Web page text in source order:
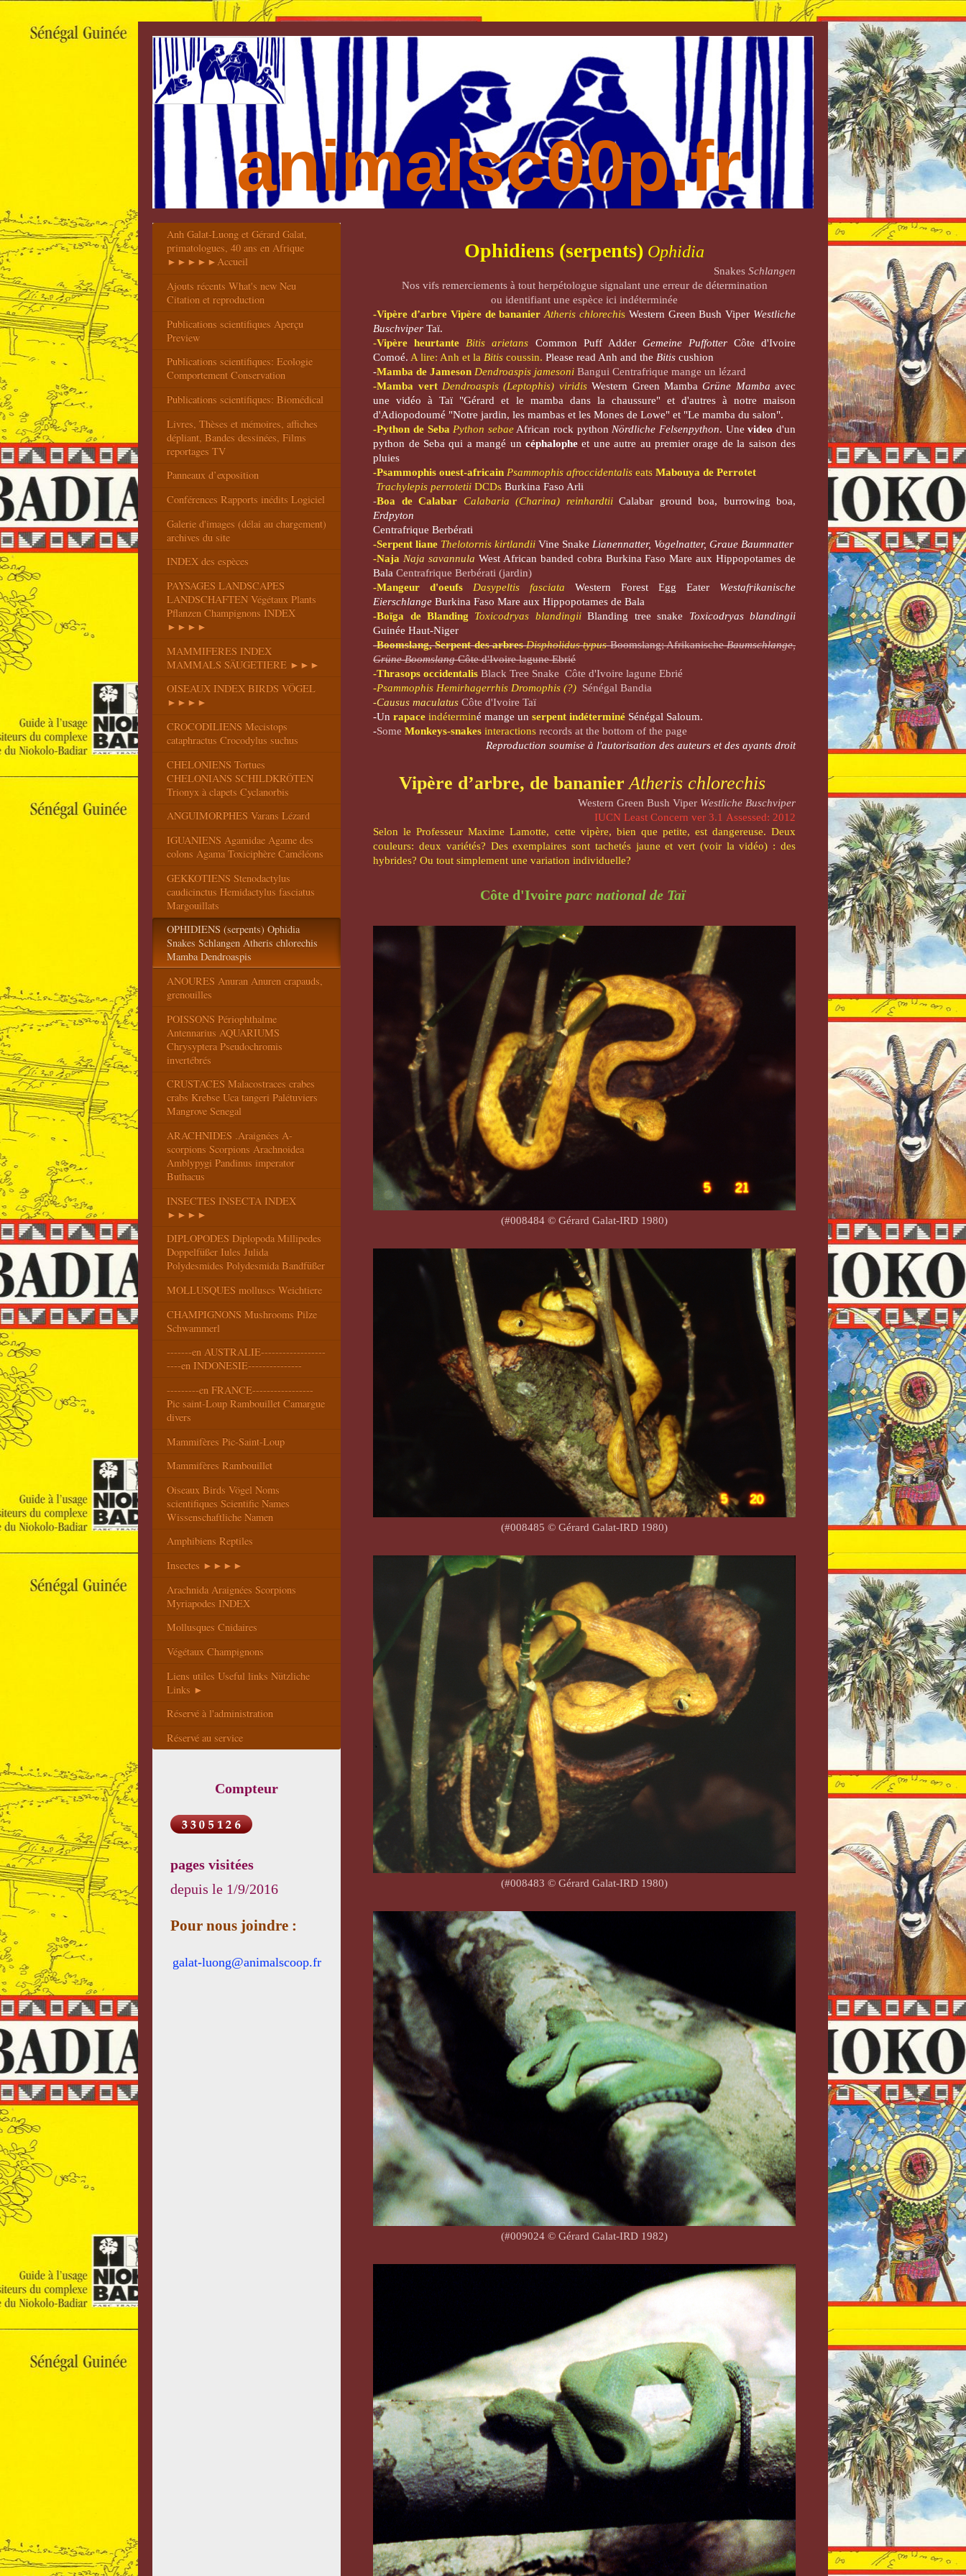
animalsc00p.fr
Ophidiens (serpents) Ophidia
Snakes Schlangen
Nos vifs remerciements à tout herpétologue signalant une erreur de détermination
ou identifiant une espèce ici indéterminée
-Vipère d’arbre Vipère de bananier Atheris chlorechis Western Green Bush Viper Westliche
Buschviper Taï.
-Vipère heurtante Bitis arietans Common Puff Adder Gemeine PuffotterCôte d'Ivoire
Comoé. A lire: Anh et la Bitis coussin. Please read Anh and the Bitiscushion
-Mamba de Jameson Dendroaspis jamesoni Bangui Centrafrique mange un lézard
-Mamba vert Dendroaspis (Leptophis) viridis Western Green MambaGrüne Mamba avec
une vidéoà
Taï "Gérard et le mamba dans la chaussure" et d'autres à notre maison
d'Adiopodoumé "Notre jardin, les mambas et les Mones de Lowe" et "Le mamba du salon".
-Python de Seba Python sebae African rock python Nördliche Felsenpython. Unevideod'un
python de Seba qui a mangé uncéphalophe et une autre au premier orage de la saison des
pluies
-Psammophis ouest-africain Psammophis afroccidentalis eatsMabouya de Perrotet
Trachylepis perrotetii DCDsBurkina Faso Arli
-Boa de Calabar Calabaria (Charina) reinhardtii Calabar ground boa, burrowing boa,
Erdpyton
Centrafrique Berbérati
-Serpent liane Thelotornis kirtlandii Vine Snake Lianennatter, Vogelnatter, Graue Baumnatter
-Naja Naja savannula West African banded cobra Burkina Faso Mare aux Hippopotames de
BalaCentrafrique Berbérati (jardin)
-Mangeur d'oeufs
Dasypeltis fasciata Western Forest Egg Eater Westafrikanische
Eierschlange Burkina Faso Mare aux Hippopotames de Bala
-Boïga de Blanding
Toxicodryas blandingii Blanding tree snake Toxicodryas blandingii
Guinée Haut-Niger
-Boomslang, Serpent des arbresDispholidus typusBoomslang; AfrikanischeBaumschlange,
Grüne BoomslangCôte d'Ivoire lagune Ebrié
-Thrasops occidentalisBlack Tree Snake Côte d'Ivoire lagune Ebrié
-Psammophis Hemirhagerrhis Dromophis (?) Sénégal Bandia
-Causus maculatusCôte d'Ivoire Taï
-Un rapace indéterminé mange un serpent indéterminé Sénégal Saloum.
-SomeMonkeys-snakes interactions records at the bottom of the page
Reproduction soumise à l'autorisation des auteurs et des ayants droit
Vipère d’arbre, de bananier Atheris chlorechis
Western Green Bush Viper Westliche Buschviper
IUCN Least Concern ver 3.1 Assessed: 2012
Selon le Professeur Maxime Lamotte, cette vipère, bien que petite, est dangereuse. Deux
couleurs: deux variétés? Des exemplaires sont tachetés jaune et vert (voir la vidéo) : des
hybrides? Ou tout simplement une variation individuelle?
Côte d'Ivoire parc national de Taï
(#008484 © Gérard Galat-IRD 1980)
(#008485 © Gérard Galat-IRD 1980)
(#008483 © Gérard Galat-IRD 1980)
(#009024 © Gérard Galat-IRD 1982)
Anh Galat-Luong et Gérard Galat,
primatologues, 40 ans en Afrique
►►►►►Accueil
Ajouts récents What's new Neu
Citation et reproduction
Publications scientifiques Aperçu
Preview
Publications scientifiques: Ecologie
Comportement Conservation
Publications scientifiques: Biomédical
Livres, Thèses et mémoires, affiches
dépliant, Bandes dessinées, Films
reportages TV
Panneaux d’exposition
Conférences Rapports inédits Logiciel
Galerie d'images (délai au chargement)
archives du site
INDEX des espèces
PAYSAGES LANDSCAPES
LANDSCHAFTEN Végétaux Plants
Pflanzen Champignons INDEX
►►►►
MAMMIFERES INDEX
MAMMALS SÄUGETIERE ►►►
OISEAUX INDEX BIRDS VÖGEL
►►►►
CROCODILIENS Mecistops
cataphractus Crocodylus suchus
CHELONIENS Tortues
CHELONIANS SCHILDKRÖTEN
Trionyx à clapets Cyclanorbis
ANGUIMORPHES Varans Lézard
IGUANIENS Agamidae Agame des
colons Agama Toxiciphère Caméléons
GEKKOTIENS Stenodactylus
caudicinctus Hemidactylus fasciatus
Margouillats
OPHIDIENS (serpents) Ophidia
Snakes Schlangen Atheris chlorechis
Mamba Dendroaspis
ANOURES Anuran Anuren crapauds,
grenouilles
POISSONS Périophthalme
Antennarius AQUARIUMS
Chrysyptera Pseudochromis
invertébrés
CRUSTACES Malacostraces crabes
crabs Krebse Uca tangeri Palétuviers
Mangrove Senegal
ARACHNIDES .Araignées A-
scorpions Scorpions Arachnoidea
Amblypygi Pandinus imperator
Buthacus
INSECTES INSECTA INDEX
►►►►
DIPLOPODES Diplopoda Millipedes
Doppelfüßer Iules Julida
Polydesmides Polydesmida Bandfüßer
MOLLUSQUES molluscs Weichtiere
CHAMPIGNONS Mushrooms Pilze
Schwammerl
-------en AUSTRALIE------------------
----en INDONESIE---------------
---------en FRANCE-----------------
Pic saint-Loup Rambouillet Camargue
divers
Mammifères Pic-Saint-Loup
Mammifères Rambouillet
Oiseaux Birds Vögel Noms
scientifiques Scientific Names
Wissenschaftliche Namen
Amphibiens Reptiles
Insectes ►►►►
Arachnida Araignées Scorpions
Myriapodes INDEX
Mollusques Cnidaires
Végétaux Champignons
Liens utiles Useful links Nützliche
Links ►
Réservé à l'administration
Réservé au service
Compteur
pages visitées
depuis le 1/9/2016
Pour nous joindre :
galat-luong@animalscoop.fr